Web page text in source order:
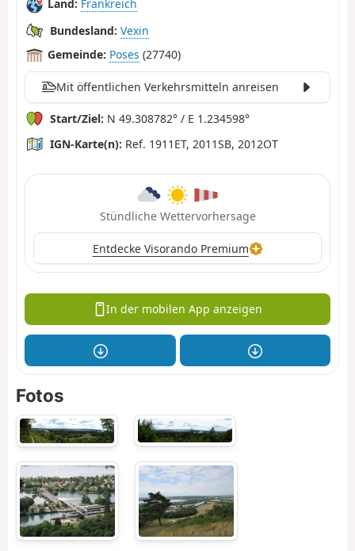
Land: Frankreich
Bundesland: Vexin
Gemeinde: Poses (27740)
Mit öffentlichen Verkehrsmitteln anreisen
Start/Ziel: N 49.308782° / E 1.234598°
IGN-Karte(n): Ref. 1911ET, 2011SB, 2012OT
Stündliche Wettervorhersage
Entdecke Visorando Premium
In der mobilen App anzeigen
Fotos